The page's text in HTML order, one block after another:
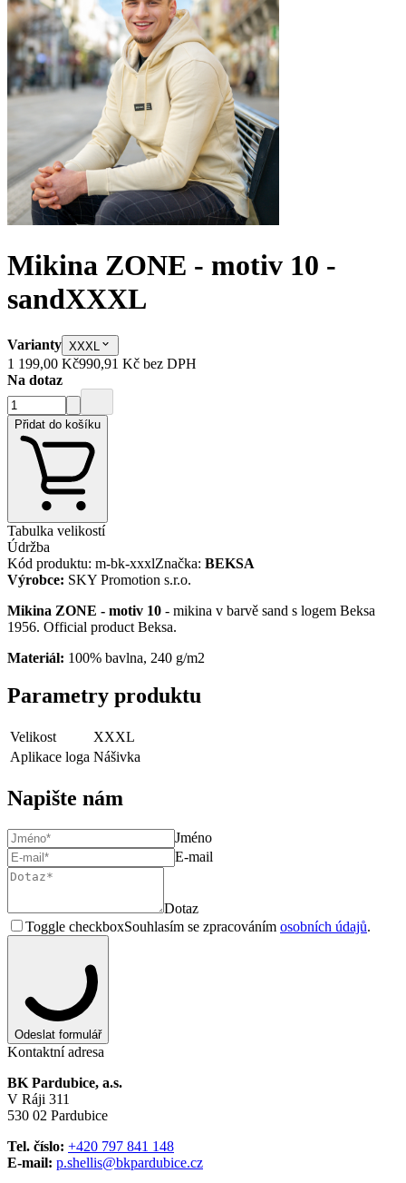
Mikina ZONE - motiv 10 -
sandXXXL
Varianty XXXL
1 199,00 Kč990,91 Kč bez DPH
Na dotaz
Přidat do košíku
Tabulka velikostí
Údržba
Kód produktu: m-bk-xxxlZnačka: BEKSA
Výrobce: SKY Promotion s.r.o.
Mikina ZONE - motiv 10 - mikina v barvě sand s logem Beksa
1956. Official product Beksa.
Materiál: 100% bavlna, 240 g/m2
Parametry produktu
Velikost
XXXL
Aplikace loga Nášivka
Napište nám
Jméno
E-mail
Dotaz
Toggle checkboxSouhlasím se zpracováním osobních údajů.
Odeslat formulář
Kontaktní adresa
BK Pardubice, a.s.
V Ráji 311
530 02 Pardubice
Tel. číslo: +420 797 841 148
E-mail: p.shellis@bkpardubice.cz